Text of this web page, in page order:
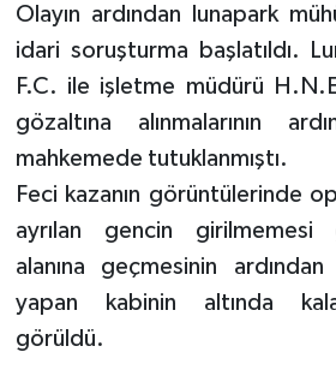
Olayın ardından lunapark
idari soruşturma başlatıldı.
F.C. ile işletme müdürü
gözaltına alınmalarının
mahkemede tutuklanmıştı.
Feci kazanın görüntülerinde
ayrılan gencin girilmemesi
alanına geçmesinin
yapan kabinin altında
görüldü.